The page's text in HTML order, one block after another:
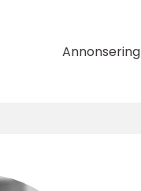
Annonsering